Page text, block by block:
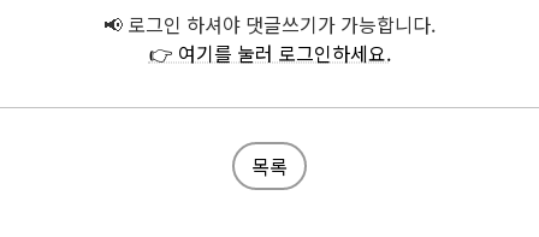
📢 로그인 하셔야 댓글쓰기가 가능합니다.
👉 여기를 눌러 로그인하세요.
목록